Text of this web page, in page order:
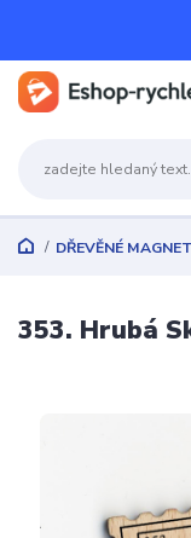
DŘEVĚNÉ
353. Hrubá